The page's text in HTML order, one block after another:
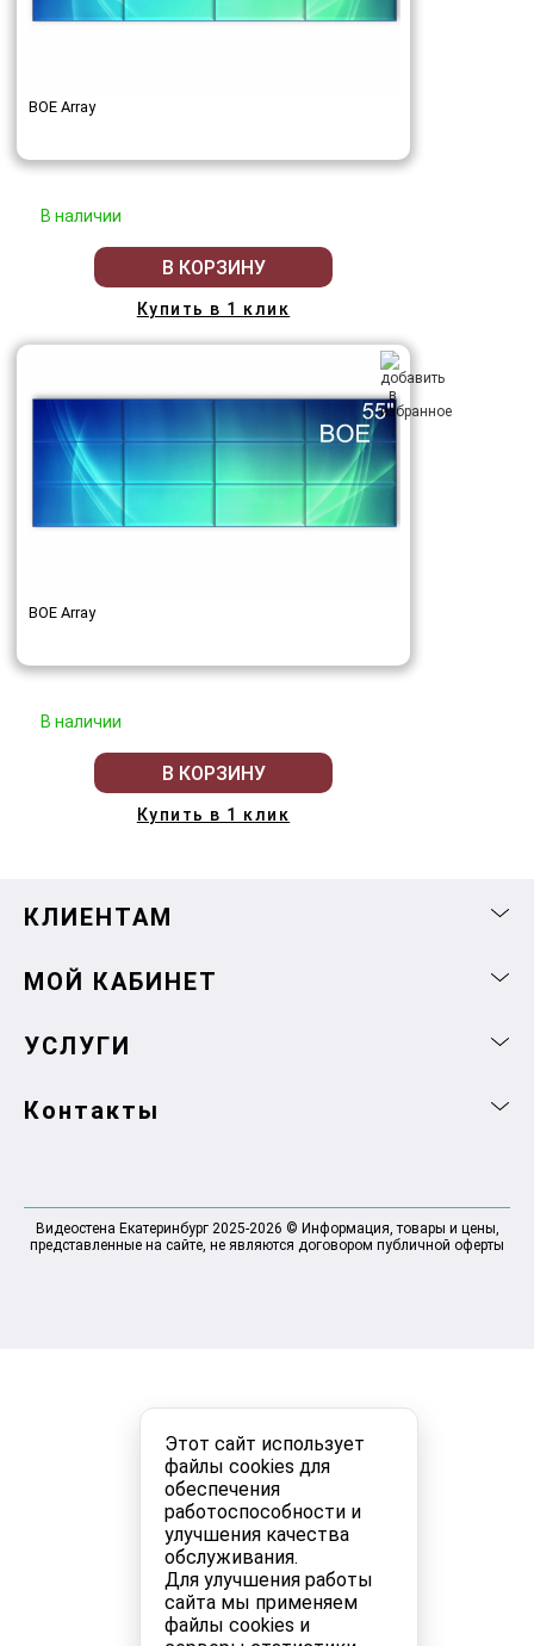
Этот сайт использует
файлы cookies для
обеспечения
работоспособности и
улучшения качества
обслуживания.
Для улучшения работы
сайта мы применяем
файлы cookies и
BOE Array
В наличии
В КОРЗИНУ
Купить в 1 клик
BOE Array
В наличии
В КОРЗИНУ
Купить в 1 клик
КЛИЕНТАМ
МОЙ КАБИНЕТ
УСЛУГИ
Контакты
Видеостена Екатеринбург 2025-2026 © Информация, товары и цены,
представленные на сайте, не являются договором публичной оферты